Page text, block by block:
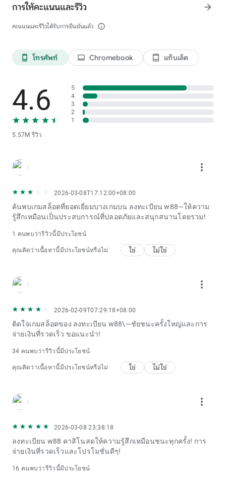
การให้คะแนนและรีวิว
คะแนนและรีวิวได้รับการยืนยันแล้ว info_outline
arrow_forward
phone_android โทรศัพท์ laptop Chromebook tablet_android แท็บเล็ต
4.6
5.57M รีวิว
5
4
3
2
1
more_vert
2026-03-08T17:12:00+08:00
ค้นพบเกมสล็อตที่ยอดเยี่ยมบางเกมบน ลงทะเบียน w88—ให้ความ
รู้สึกเหมือนเป็นประสบการณ์ที่ปลอดภัยและสนุกสนานโดยรวม!
1 คนพบว่ารีวิวนี้มีประโยชน์
คุณคิดว่าเนื้อหานี้มีประโยชน์หรือไม่ ใช่ ไม่ใช่
more_vert
2026-02-09T07:29:18+08:00
ติดใจเกมสล็อตของ ลงทะเบียน w88\—ชัยชนะครั้งใหญ่และการ
จ่ายเงินที่รวดเร็ว ขอแนะนำ!
34 คนพบว่ารีวิวนี้มีประโยชน์
คุณคิดว่าเนื้อหานี้มีประโยชน์หรือไม่ ใช่ ไม่ใช่
more_vert
2026-03-08 23:38:18
ลงทะเบียน w88 คาสิโนสดให้ความรู้สึกเหมือนชนะทุกครั้ง! การ
จ่ายเงินที่รวดเร็วและโปรโมชั่นดีๆ!
16 คนพบว่ารีวิวนี้มีประโยชน์